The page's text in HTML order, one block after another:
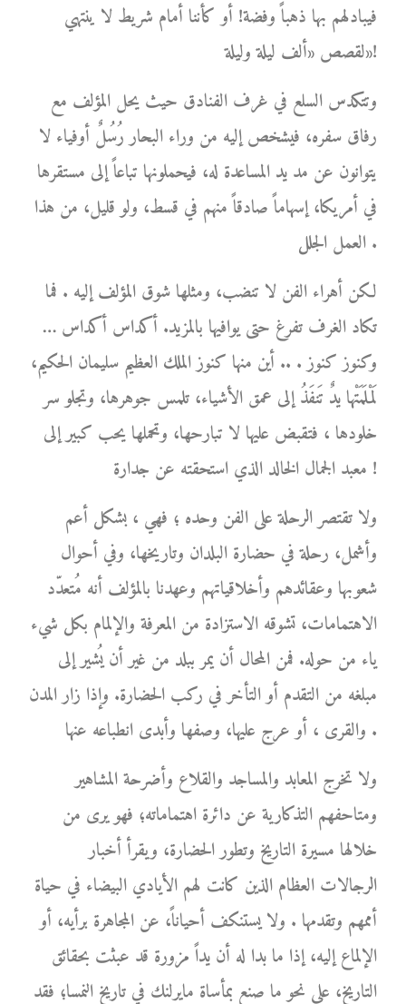
فيبادلهم بها ذهباً وفضة! أو كأننا أمام شريط لا ينتهي
لقصص «ألف ليلة وليلة»!
وتتكدس السلع في غرف الفنادق حيث يحل المؤلف مع
رفاق سفره، فيشخص إليه من وراء البحار رُسُلٌ أوفياء لا
يتوانون عن مد يد المساعدة له، فيحملونها تباعاً إلى مستقرها
في أمريكا، إسهاماً صادقاً منهم في قسط، ولو قليل، من هذا
العمل الجلل .
لكن أهراء الفن لا تنضب، ومثلها شوق المؤلف إليه . فما
تكاد الغرف تفرغ حتى يوافيها بالمزيد. أكداس أكداس …
وكنوز كنوز . .. أين منها كنوز الملك العظيم سليمان الحكيم،
لَمْلَمَتْها يدٌ تَنفَذُ إلى عمق الأشياء، تلمس جوهرها، وتجلو سر
خلودها ، فتقبض عليها لا تبارحها، وتحملها يحب كبير إلى
معبد الجمال الخالد الذي استحقته عن جدارة !
ولا تقتصر الرحلة على الفن وحده ؛ فهي ، بشكل أعم
وأشمل، رحلة في حضارة البلدان وتاريخها، وفي أحوال
شعوبها وعقائدهم وأخلاقياتهم وعهدنا بالمؤلف أنه مُتعدّد
الاهتمامات، تشوقه الاستزادة من المعرفة والإلمام بكل شيء
ياء من حوله. فمن المحال أن يمر ببلد من غير أن يُشير إلى
مبلغه من التقدم أو التأخر في ركب الحضارة. وإذا زار المدن
والقرى ، أو عرج عليها، وصفها وأبدى انطباعه عنها .
ولا تخرج المعابد والمساجد والقلاع وأضرحة المشاهير
ومتاحفهم التذكارية عن دائرة اهتماماته؛ فهو يرى من
خلالها مسيرة التاريخ وتطور الحضارة، ويقرأ أخبار
الرجالات العظام الذين كانت لهم الأيادي البيضاء في حياة
أممهم وتقدمها . ولا يستنكف أحياناً، عن المجاهرة برأيه، أو
الإلماع إليه، إذا ما بدا له أن يداً مزورة قد عبثت بحقائق
التاريخ، على نحو ما صنع بمأساة مايرلنك في تاريخ النمسا؛ فقد